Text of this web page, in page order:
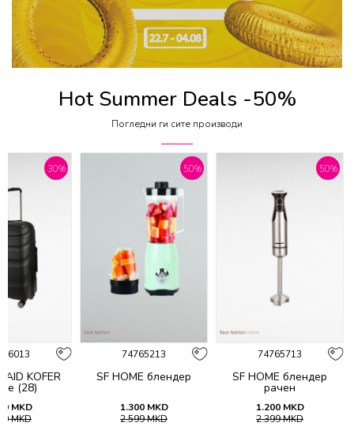
Hot Summer Deals -50%
Погледни ги сите производи
30%
AID KOFER
(28)
MKD
MKD
50%
74765213
SF HOME блендер
1.300 MKD
2.599MKD
50%
74765713
SF HOME блендер
рачен
1.200 MKD
2.399MKD